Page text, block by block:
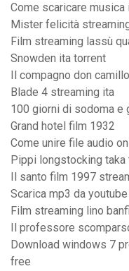
Come scaricare
Mister felicità
Film streaming lassù
Snowden ita torrent
Il compagno don
Blade 4 streaming ita
100 giorni di sodoma e
Grand hotel film 1932
Come unire file audio
Pippi longstocking taka
Il santo film 1997
Scarica mp3 da
Film streaming lino
Il professore
Download windows 7
free